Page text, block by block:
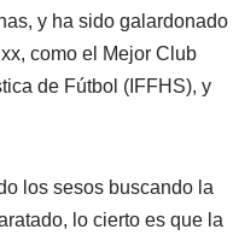
y ha sido galardonado
como el Mejor Club
de Fútbol (IFFHS), y
los sesos buscando la
lo cierto es que la